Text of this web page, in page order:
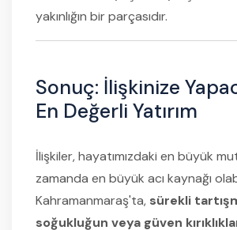
yakınlığın bir parçasıdır.
Sonuç: İlişkinize
En Değerli Yatırım
İlişkiler, hayatımızdaki en büyük
zamanda en büyük acı kaynağı
Kahramanmaraş'ta, sürekli
soğukluğun veya güven